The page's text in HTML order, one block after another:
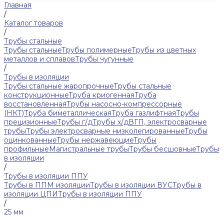
Главная
/
Каталог товаров
/
Трубы стальные
Трубы стальныеТрубы полимерныеТрубы из цветных
металлов и сплавовТрубы чугунные
/
Трубы в изоляции
Трубы стальные жаропрочныеТрубы стальные
конструкционныеТруба криогеннаяТруба
восстановленнаяТрубы насосно-компрессорные
(НКТ)Труба биметаллическаяТруба газлифтнаяТрубы
прецизионныеТрубы г/дТрубы х/дВГП, электросварные
трубыТрубы электросварные низколегированныеТрубы
оцинкованныеТрубы нержавеющиеТрубы
профильныеМагистральные трубыТрубы бесшовныеТрубы
в изоляции
/
Трубы в изоляции ППУ
Трубы в ППМ изоляцииТрубы в изоляции ВУСТрубы в
изоляции ЦПИТрубы в изоляции ППУ
/
25 мм